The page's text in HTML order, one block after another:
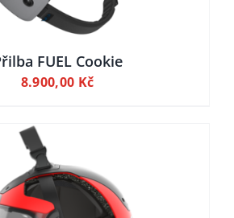
FUEL Cookie
8.900,00 Kč